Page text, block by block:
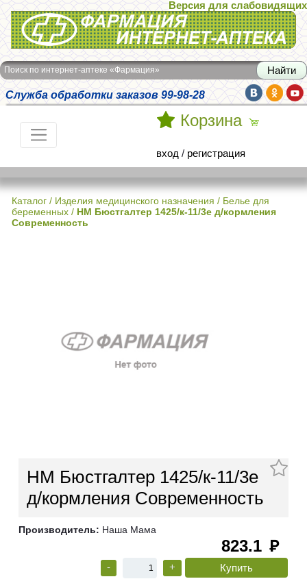
Интернет-аптека Фармация
Версия для слабовидящих
Поиск по интернет-аптеке «Фармация»
Служба обработки заказов 99-98-28
Корзина
вход / регистрация
Каталог / Изделия медицинского назначения / Белье для
беременных / НМ Бюстгалтер 1425/к-11/3e д/кормления
Современность
НМ Бюстгалтер 1425/к-11/3e
д/кормления Современность
Производитель: Наша Мама
823.1 руб
- +